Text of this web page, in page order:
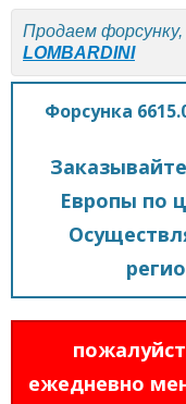
Продаем
LOMBARDINI
Форсунка
Европы по
ежедневно